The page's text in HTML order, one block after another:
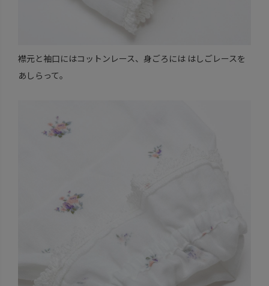
襟元と袖口にはコットンレース、身ごろには はしごレースを
あしらって。